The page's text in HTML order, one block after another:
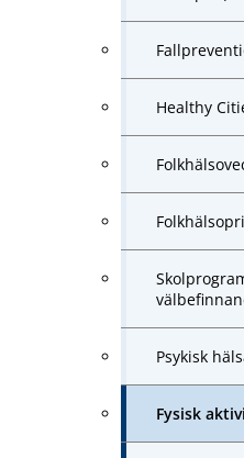
Healthy
Psykisk
Fysisk